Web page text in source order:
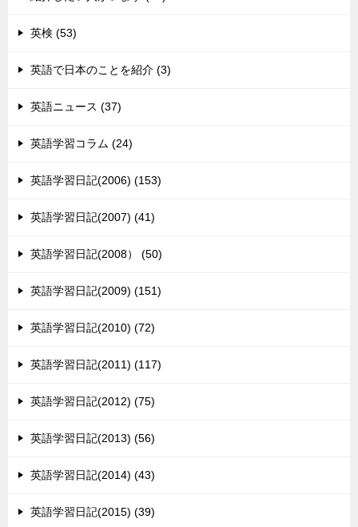
英検 (53)
英語で日本のことを紹介 (3)
英語ニュース (37)
英語学習コラム (24)
英語学習日記(2006) (153)
英語学習日記(2007) (41)
英語学習日記(2008） (50)
英語学習日記(2009) (151)
英語学習日記(2010) (72)
英語学習日記(2011) (117)
英語学習日記(2012) (75)
英語学習日記(2013) (56)
英語学習日記(2014) (43)
英語学習日記(2015) (39)